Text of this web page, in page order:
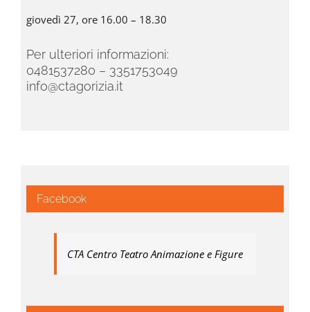
giovedì 27, ore 16.00 – 18.30
Per ulteriori informazioni:
0481537280 – 3351753049
info@ctagorizia.it
Facebook
CTA Centro Teatro Animazione e Figure